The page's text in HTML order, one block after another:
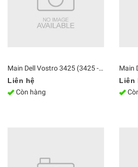
Main Dell Vostro 3425 (3425 - V4R35425U100W1) Ryzen 3 5425U
Liên hệ
Còn hàng
Liên